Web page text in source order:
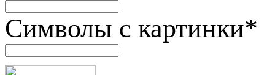
Символы с картинки*